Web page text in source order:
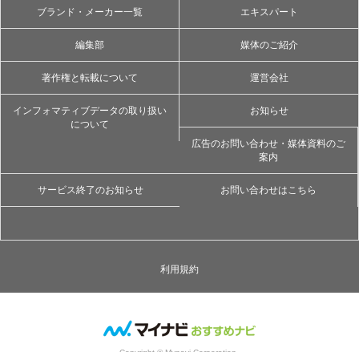
ブランド・メーカー一覧 エキスパート
編集部 媒体のご紹介
著作権と転載について 運営会社
インフォマティブデータの取り扱い
について
お知らせ
広告のお問い合わせ・媒体資料のご
案内
サービス終了のお知らせ お問い合わせはこちら
利用規約